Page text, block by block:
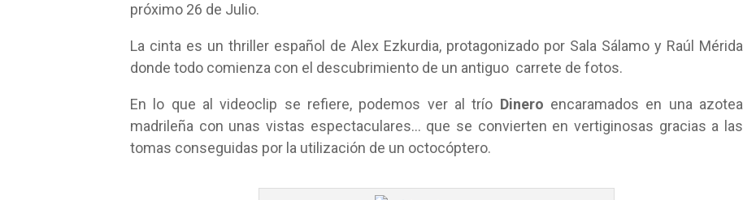
próximo 26 de Julio.
La cinta es un thriller español de Alex Ezkurdia, protagonizado por Sala Sálamo y Raúl Mérida
donde todo comienza con el descubrimiento de un antiguo carrete de fotos.
En lo que al videoclip se refiere, podemos ver al trío Dinero encaramados en una azotea
madrileña con unas vistas espectaculares… que se convierten en vertiginosas gracias a las
tomas conseguidas por la utilización de un octocóptero.